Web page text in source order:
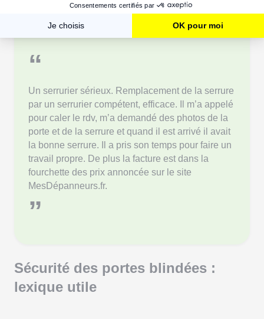
MesDépanneurs.fr assure !
“
Un serrurier sérieux. Remplacement de la serrure
par un serrurier compétent, efficace. Il m’a appelé
pour caler le rdv, m’a demandé des photos de la
porte et de la serrure et quand il est arrivé il avait
la bonne serrure. Il a pris son temps pour faire un
travail propre. De plus la facture est dans la
fourchette des prix annoncée sur le site
MesDépanneurs.fr.
”
Sécurité des portes blindées :
lexique utile